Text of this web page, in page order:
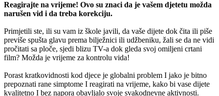
Reagirajte na vrijeme! Ovo su znaci da je vašem djetetu možda
narušen vid i da treba korekciju.
Primjetili ste, ili su vam iz škole javili, da vaše dijete dok čita ili piše
previše spušta glavu prema bilježnici ili udžbeniku, žali se da ne vidi
pročitati sa ploče, sjedi blizu TV-a dok gleda svoj omiljeni crtani
film? Možda je vrijeme za kontrolu vida!
Porast kratkovidnosti kod djece je globalni problem I jako je bitno
prepoznati rane simptome I reagirati na vrijeme, kako bi vase dijete
kvalitetno I bez napora obavljalo svoje svakodnevne aktivnosti.